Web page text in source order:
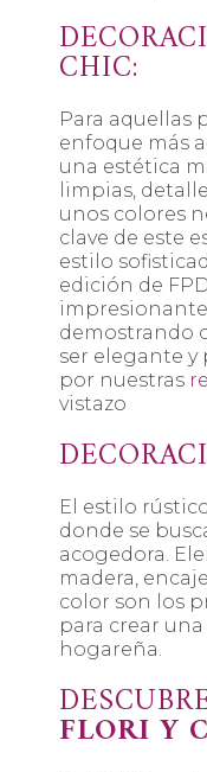
CHIC:
Para aquellas
enfoque más
una estética
limpias,
unos colores
clave de este
estilo
edición de
demostrando
ser elegante y
por nuestras
vistazo
El estilo
donde se
acogedora.
madera,
color son los
para crear
hogareña.
FLORI Y